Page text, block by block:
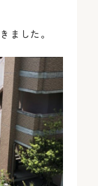
ました。